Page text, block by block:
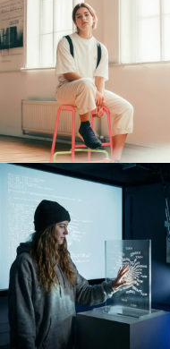
Fashion Management
Sustainability in
Fashion and Creative
Industries
Nachhaltiges Design
Nachhaltiges Design
(berufsbegleitend)
Nachhaltiges Design
Management
Nachhaltiges Design
Management
(berufsbegleitend)
Qualifizierung
Online-Campus
Berufsbegleitend